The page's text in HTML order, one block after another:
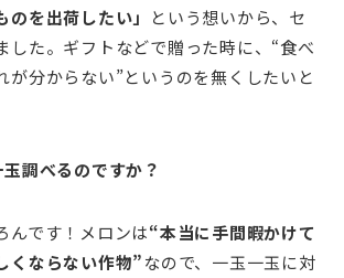
のを出荷したい」
という想いから、セ
した。ギフトなどで贈った時に、“食べ
が分からない”というのを無くしたいと
調べるのですか？
んです！メロンは“本当に手間暇かけて
くならない作物”なので、一玉一玉に対